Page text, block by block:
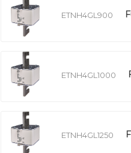
ETNH4GL900
ETNH4GL1000
ETNH4GL1250